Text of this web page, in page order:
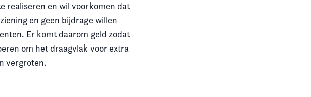
realiseren en wil voorkomen dat
en geen bijdrage willen
Er komt daarom geld zodat
om het draagvlak voor extra
vergroten.